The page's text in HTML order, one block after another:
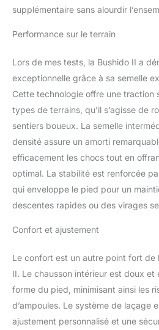
supplémentaire sans alourdir
Performance sur le terrain
Lors de mes tests, la Bushido II a
exceptionnelle grâce à sa semelle
Cette technologie offre une traction
types de terrains, qu’il s’agisse de
sentiers boueux. La semelle
densité assure un amorti
efficacement les chocs tout en
optimal. La stabilité est renforcée
qui enveloppe le pied pour un
descentes rapides ou des virages
Confort et ajustement
Le confort est un autre point fort de
II. Le chausson intérieur est doux et
forme du pied, minimisant ainsi les
d’ampoules. Le système de laçage
ajustement personnalisé et une